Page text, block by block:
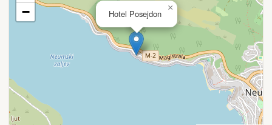
Hotel Posejdon
×
−